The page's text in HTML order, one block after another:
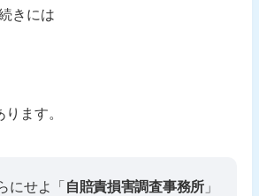
きには
ます。
にせよ「 自賠責損害調査事務所」